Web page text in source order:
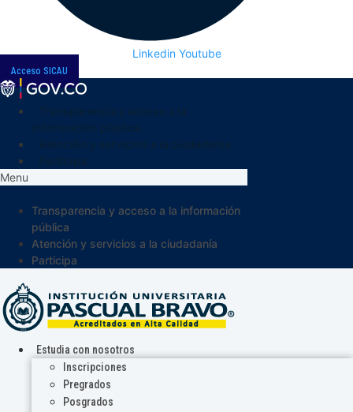
Linkedin Youtube
Acceso SICAU
Menu
Transparencia y acceso a la información
pública
Atención y servicios a la ciudadanía
Participa
Estudia con nosotros
Inscripciones
Pregrados
Posgrados